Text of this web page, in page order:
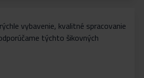
vybavenie, kvalitné spracovanie
týchto šikovných